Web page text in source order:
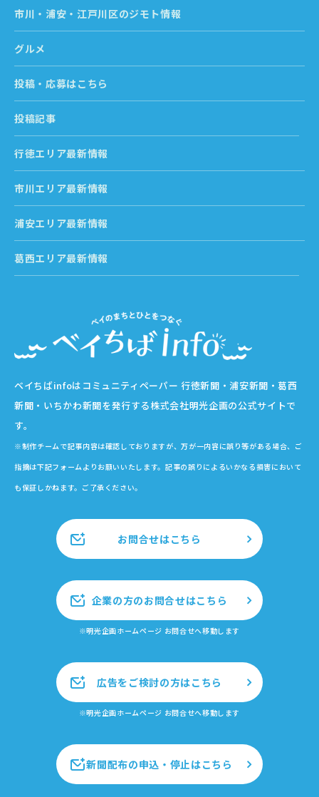
ベイちばinfoはコミュニティペーパー 行徳新聞・浦安新聞・葛西
新聞・いちかわ新聞を発行する株式会社明光企画の公式サイトで
す。
※制作チームで記事内容は確認しておりますが、万が一内容に誤り等がある場合、ご
指摘は下記フォームよりお願いいたします。記事の誤りによるいかなる損害において
も保証しかねます。ご了承ください。
お問合せはこちら
企業の方のお問合せはこちら
※明光企画ホームページ お問合せへ移動します
広告をご検討の方はこちら
※明光企画ホームページ お問合せへ移動します
新聞配布の申込・停止はこちら
市川・浦安・江戸川区のジモト情報
グルメ
投稿・応募はこちら
投稿記事
行徳エリア最新情報
市川エリア最新情報
浦安エリア最新情報
葛西エリア最新情報